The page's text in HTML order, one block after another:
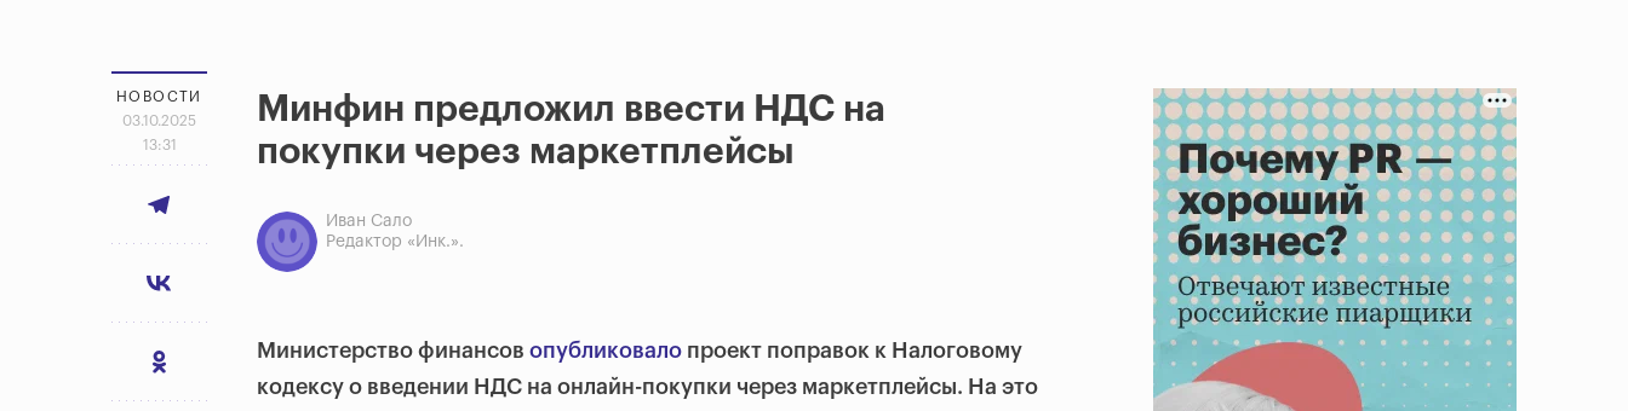
НОВОСТИ
03.10.2025
13:31
Минфин предложил ввести НДС на
покупки через маркетплейсы
Иван Сало
Редактор «Инк.».
Министерство финансов опубликовало проект поправок к Налоговому
кодексу о введении НДС на онлайн-покупки через маркетплейсы. На это